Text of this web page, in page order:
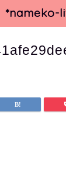
*nameko-